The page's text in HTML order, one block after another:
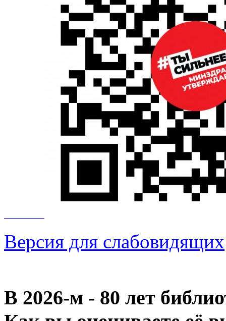
Версия для слабовидящих
В 2026‑м - 80 лет